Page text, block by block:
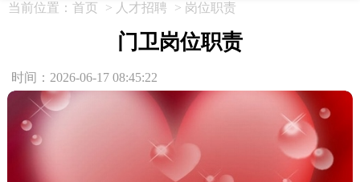
当前位置： 首页 > 人才招聘 > 岗位职责
门卫岗位职责
时间：2026-06-17 08:45:22